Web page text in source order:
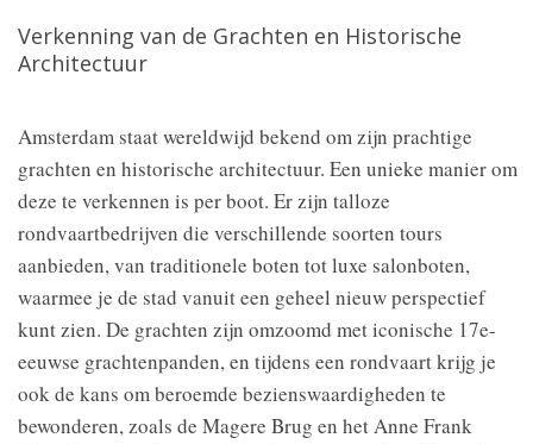
Verkenning van de Grachten en Historische
Architectuur
Amsterdam staat wereldwijd bekend om zijn prachtige
grachten en historische architectuur. Een unieke manier om
deze te verkennen is per boot. Er zijn talloze
rondvaartbedrijven die verschillende soorten tours
aanbieden, van traditionele boten tot luxe salonboten,
waarmee je de stad vanuit een geheel nieuw perspectief
kunt zien. De grachten zijn omzoomd met iconische 17e-
eeuwse grachtenpanden, en tijdens een rondvaart krijg je
ook de kans om beroemde bezienswaardigheden te
bewonderen, zoals de Magere Brug en het Anne Frank